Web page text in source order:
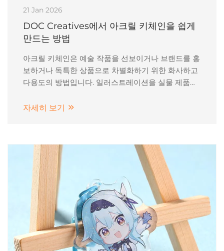
21 Jan 2026
DOC Creatives에서 아크릴 키체인을 쉽게
만드는 방법
아크릴 키체인은 예술 작품을 선보이거나 브랜드를 홍
보하거나 독특한 상품으로 차별화하기 위한 화사하고
다용도의 방법입니다. 일러스트레이션을 실물 제품으
념품을 원하는 사업주이신가요, 아니면 대량 생산을
자세히 보기